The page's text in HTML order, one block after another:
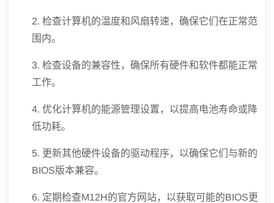
2. 检查计算机的温度和风扇转速，确保它们在正常范
围内。
3. 检查设备的兼容性，确保所有硬件和软件都能正常
工作。
4. 优化计算机的能源管理设置，以提高电池寿命或降
低功耗。
5. 更新其他硬件设备的驱动程序，以确保它们与新的
BIOS版本兼容。
6. 定期检查M12H的官方网站，以获取可能的BIOS更